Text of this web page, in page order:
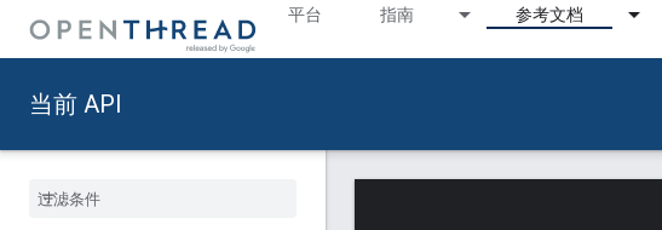
平台 指南 参考文档
当前 API